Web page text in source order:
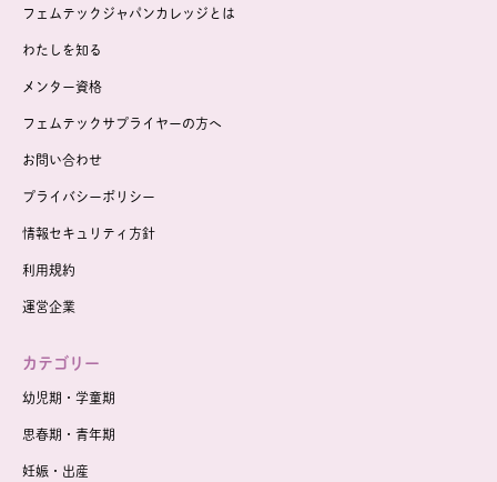
フェムテックジャパンカレッジとは
わたしを知る
メンター資格
フェムテックサプライヤーの方へ
お問い合わせ
プライバシーポリシー
情報セキュリティ方針
利用規約
運営企業
カテゴリー
幼児期・学童期
思春期・青年期
妊娠・出産